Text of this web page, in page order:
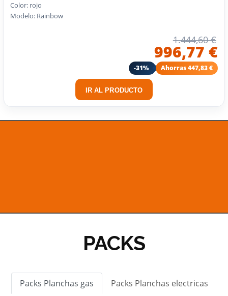
Color: rojo
Modelo: Rainbow
1.444,60 €
996,77 €
-31% Ahorras 447,83 €
IR AL PRODUCTO
PACKS
Packs Planchas gas
Packs Planchas electricas